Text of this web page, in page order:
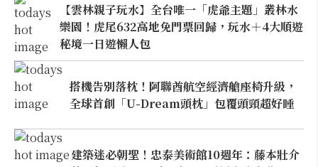
【雲林親子玩水】全台唯一「虎爺主題」叢林水
樂園！虎尾632高地免門票回歸，玩水＋4大順遊
秘境一日遊懶人包
搭機告別落枕！阿聯酋航空經濟艙座椅升級，
全球首創「U-Dream頭枕」包覆頭頸超好睡
建築迷必朝聖！忠泰美術館10週年：藤本壯介